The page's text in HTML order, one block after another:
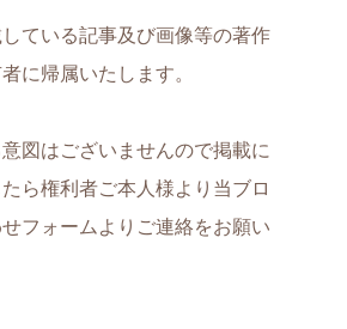
ている記事及び画像等の著作
に帰属いたします。
図はございませんので掲載に
ら権利者ご本人様より当ブロ
フォームよりご連絡をお願い